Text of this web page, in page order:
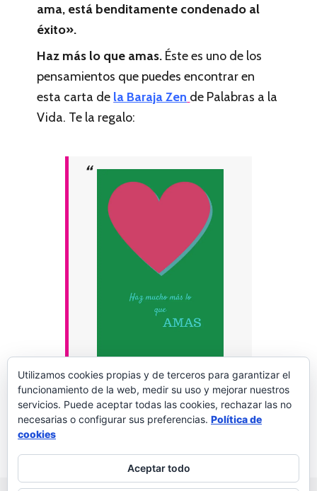
ama, está benditamente condenado al
éxito».
Haz más lo que amas. Éste es uno de los
pensamientos que puedes encontrar en
esta carta de la Baraja Zen de Palabras a la
Vida. Te la regalo:
Palabras a la vida
Utilizamos cookies propias y de terceros para garantizar el
funcionamiento de la web, medir su uso y mejorar nuestros
servicios. Puede aceptar todas las cookies, rechazar las no
necesarias o configurar sus preferencias. Política de
cookies
Aceptar todo